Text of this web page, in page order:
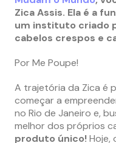
Zica Assis. Ela é a
um instituto criado
cabelos crespos e
Por Me Poupe!
A trajetória da Zica é
começar a
no Rio de Janeiro e,
melhor dos próprios
produto único!Hoje,